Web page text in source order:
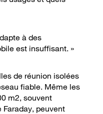
à des
est insuffisant. »
de réunion isolées
fiable. Même les
m2, souvent
peuvent